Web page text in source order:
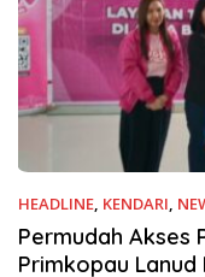
HEADLINE, KENDARI,
Permudah Akses
Primkopau